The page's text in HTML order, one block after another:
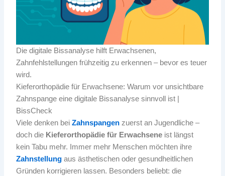
Die digitale Bissanalyse hilft Erwachsenen,
Zahnfehlstellungen frühzeitig zu erkennen – bevor es teuer
wird.
Kieferorthopädie für Erwachsene: Warum vor unsichtbare
Zahnspange eine digitale Bissanalyse sinnvoll ist |
BissCheck
Viele denken beiZahnspangen zuerst an Jugendliche –
doch die Kieferorthopädie für Erwachsene ist längst
kein Tabu mehr. Immer mehr Menschen möchten ihre
Zahnstellung aus ästhetischen oder gesundheitlichen
Gründen korrigieren lassen. Besonders beliebt: die